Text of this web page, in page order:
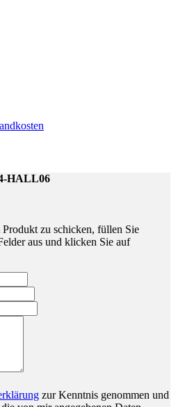
HALL06
zu schicken, füllen Sie
aus und klicken Sie auf
zur Kenntnis genommen und